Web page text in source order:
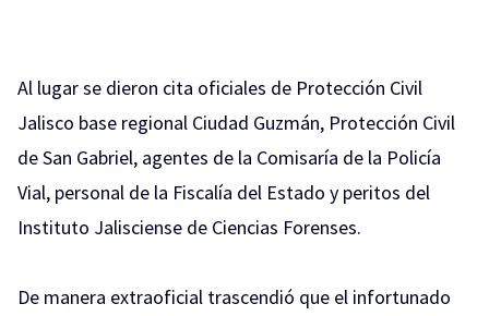
Al lugar se dieron cita oficiales de Protección Civil
Jalisco base regional Ciudad Guzmán, Protección Civil
de San Gabriel, agentes de la Comisaría de la Policía
Vial, personal de la Fiscalía del Estado y peritos del
Instituto Jalisciense de Ciencias Forenses.
De manera extraoficial trascendió que el infortunado